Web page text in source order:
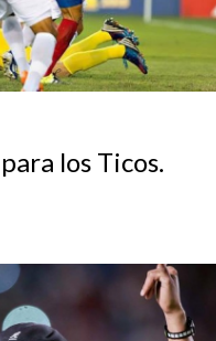
los Ticos.